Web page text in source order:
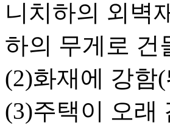
니치하의 외벽
하의 무게로 건
(2)화재에 강함
(3)주택이 오래